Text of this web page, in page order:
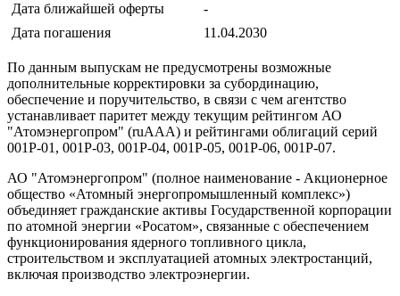
Дата ближайшей оферты
-
Дата погашения
11.04.2030
По данным выпускам не предусмотрены возможные
дополнительные корректировки за субординацию,
обеспечение и поручительство, в связи с чем агентство
устанавливает паритет между текущим рейтингом АО
"Атомэнергопром" (ruAAA) и рейтингами облигаций серий
001P-01, 001P-03, 001P-04, 001P-05, 001P-06, 001P-07.
АО "Атомэнергопром" (полное наименование - Акционерное
общество «Атомный энергопромышленный комплекс»)
объединяет гражданские активы Государственной корпорации
по атомной энергии «Росатом», связанные с обеспечением
функционирования ядерного топливного цикла,
строительством и эксплуатацией атомных электростанций,
включая производство электроэнергии.